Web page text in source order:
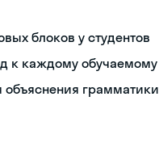
блоков у студентов
к каждому обучаемому
объяснения грамматики